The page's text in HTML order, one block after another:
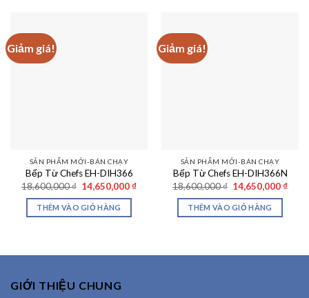
Giảm giá!
SẢN PHẨM MỚI-BÁN CHẠY
Bếp Từ Chefs EH-DIH366
18,600,000₫ Giá
gốc
là:
18,600,000 ₫.
14,650,000 ₫Giá
THÊM VÀO GIỎ HÀNG
Giảm giá!
SẢN PHẨM MỚI-BÁN CHẠY
Bếp Từ Chefs EH-DIH366N
18,600,000₫ Giá
gốc
là:
18,600,000 ₫.
14,650,000 ₫Giá
THÊM VÀO GIỎ HÀNG
GIỚI THIỆU CHUNG